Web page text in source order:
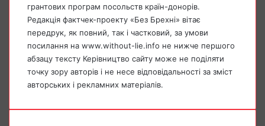
грантових програм посольств країн-донорів.
Редакція фактчек-проекту «Без Брехні» вітає
передрук, як повний, так і частковий, за умови
посилання на www.without-lie.info не нижче першого
абзацу тексту Керівництво сайту може не поділяти
точку зору авторів і не несе відповідальності за зміст
авторських і рекламних матеріалів.